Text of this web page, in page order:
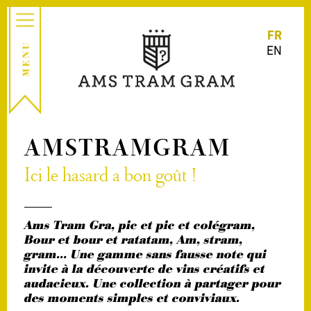
FR
EN
AMSTRAMGRAM
Ici le hasard a bon goût !
Ams Tram Gra, pic et pic et colégram,
Bour et bour et ratatam, Am, stram,
gram… Une gamme sans fausse note qui
invite à la découverte de vins créatifs et
audacieux. Une collection à partager pour
des moments simples et conviviaux.